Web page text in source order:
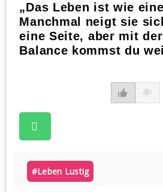
„Das Leben ist wie
Manchmal neigt sie
eine Seite, aber mit
Balance kommst du
#leben Lustig